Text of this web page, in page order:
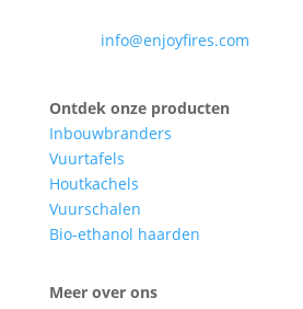
info@enjoyfires.com
Ontdek onze producten
Inbouwbranders
Vuurtafels
Houtkachels
Vuurschalen
Bio-ethanol haarden
Meer over ons